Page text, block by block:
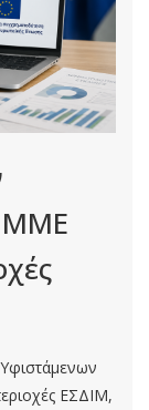
ΜΜΕ
ΕΣΔΙΜ,